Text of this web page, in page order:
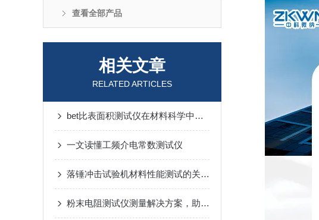
查看全部产品
相关文章
RELATED ARTICLES
bet比表面积测试仪在材料科学中的应用
一文读懂工频介电常数测试仪
落锤冲击试验机材料性能测试的关键工具
粉末电阻测试仪测量解决方案，助力粉末材料性能分析